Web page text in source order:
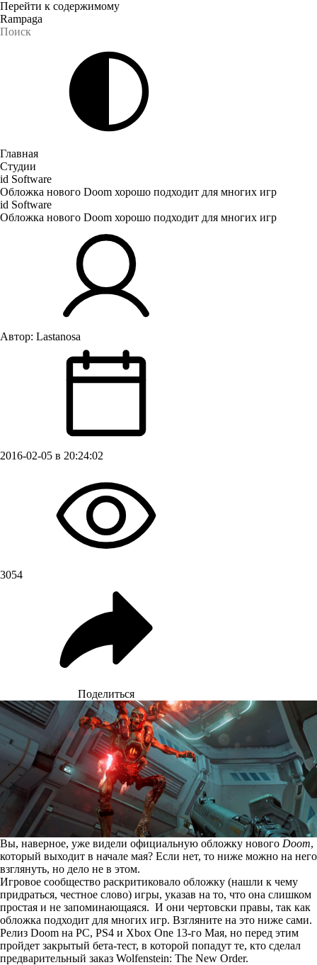
Перейти к содержимому
Rampaga
Главная
Студии
id Software
Обложка нового Doom хорошо подходит для многих игр
id Software
Обложка нового Doom хорошо подходит для многих игр
Автор: Lastanosa
2016-02-05 в 20:24:02
3054
Поделиться
Вы, наверное, уже видели официальную обложку нового Doom,
который выходит в начале мая? Если нет, то ниже можно на него
взглянуть, но дело не в этом.
Игровое сообщество раскритиковало обложку (нашли к чему
придраться, честное слово) игры, указав на то, что она слишком
простая и не запоминающаяся. И они чертовски правы, так как
обложка подходит для многих игр. Взгляните на это ниже сами.
Релиз Doom на PC, PS4 и Xbox One 13-го Мая, но перед этим
пройдет закрытый бета-тест, в которой попадут те, кто сделал
предварительный заказ Wolfenstein: The New Order.